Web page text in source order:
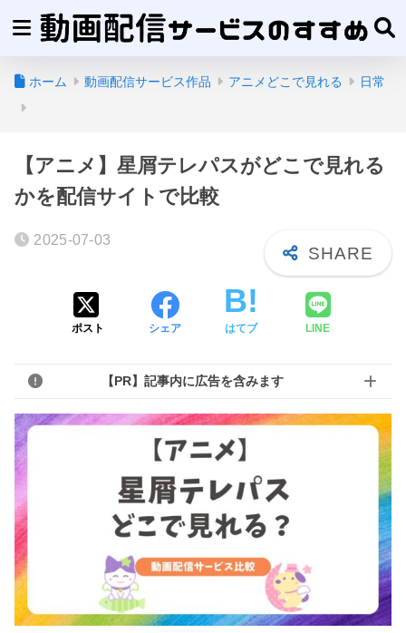
ホーム 動画配信サービス作品 アニメどこで見れる 日常
【アニメ】星屑テレパスがどこで見れる
かを配信サイトで比較
2025-07-03
ポスト シェア はてブ LINE
【PR】記事内に広告を含みます